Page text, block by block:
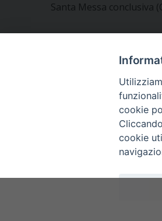
Santa Messa conclusiva
Vuoi condividere questo articolo?
cookie
cookie